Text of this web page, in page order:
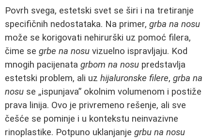
Povrh svega, estetski svet se širi i na tretiranje
specifičnih nedostataka. Na primer, grba na nosu
može se korigovati nehirurški uz pomoć filera,
čime se grbe na nosu vizuelno ispravljaju. Kod
mnogih pacijenata grbom na nosu predstavlja
estetski problem, ali uz hijaluronske filere, grba na
nosu se „ispunjava” okolnim volumenom i postiže
prava linija. Ovo je privremeno rešenje, ali sve
češće se pominje i u kontekstu neinvazivne
rinoplastike. Potpuno uklanjanje grbu na nosu